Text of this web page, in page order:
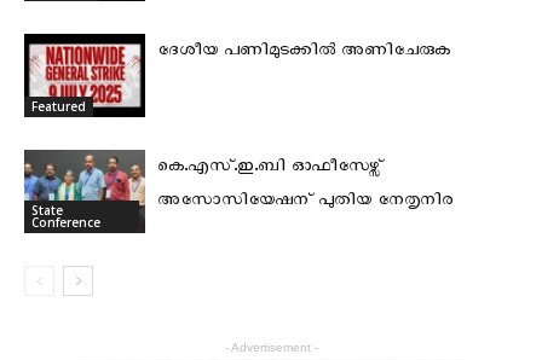
Featured
ദേശീയ പണിമുടക്കില്‍ അണിചേരുക
State
Conference
കെ.എസ്.ഇ.ബി ഓഫീസേഴ്സ്
അസോസിയേഷന് പുതിയ നേതൃനിര
- Advertisement -